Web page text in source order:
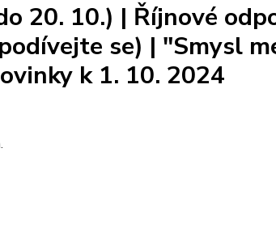
20. 10.) | Říjnové
se) | "Smysl
k 1. 10. 2024